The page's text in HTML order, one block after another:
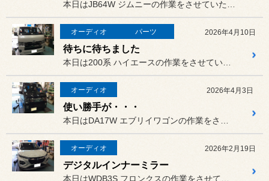
オーディオ パーツ 2026年4月10日
待ちに待ちました
オーディオ 2026年4月3日
使い勝手が・・・
オーディオ 2026年2月19日
デジタルインナーミラー